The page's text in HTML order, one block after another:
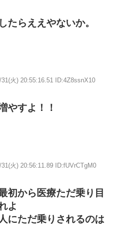
たらええやないか。
31(火) 20:55:16.51 ID:4Z8ssnX10
やすよ！！
火) 20:56:11.89 ID:fUVrCTgM0
初から医療ただ乗り目
よ
にただ乗りされるのは